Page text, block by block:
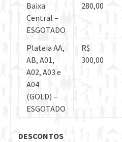
Baixa
Central –
ESGOTADO
280,00
Plateia AA,
AB, A01,
A02, A03 e
A04
(GOLD) –
ESGOTADO
R$
300,00
DESCONTOS